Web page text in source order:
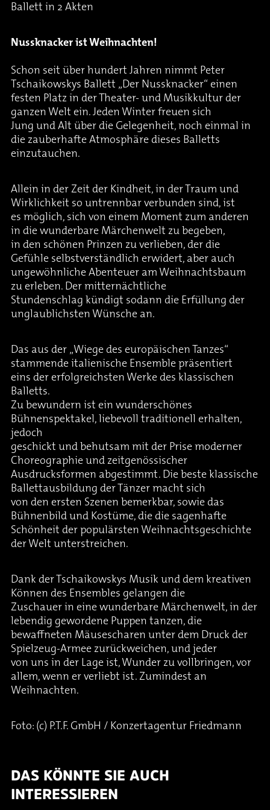
Ballett in 2 Akten
Nussknacker ist Weihnachten!
Schon seit über hundert Jahren nimmt Peter
Tschaikowskys Ballett „Der Nussknacker“ einen
festen Platz in der Theater- und Musikkultur der
ganzen Welt ein. Jeden Winter freuen sich
Jung und Alt über die Gelegenheit, noch einmal in
die zauberhafte Atmosphäre dieses Balletts
einzutauchen.
Allein in der Zeit der Kindheit, in der Traum und
Wirklichkeit so untrennbar verbunden sind, ist
es möglich, sich von einem Moment zum anderen
in die wunderbare Märchenwelt zu begeben,
in den schönen Prinzen zu verlieben, der die
Gefühle selbstverständlich erwidert, aber auch
ungewöhnliche Abenteuer am Weihnachtsbaum
zu erleben. Der mitternächtliche
Stundenschlag kündigt sodann die Erfüllung der
unglaublichsten Wünsche an.
Das aus der „Wiege des europäischen Tanzes“
stammende italienische Ensemble präsentiert
eins der erfolgreichsten Werke des klassischen
Balletts.
Zu bewundern ist ein wunderschönes
Bühnenspektakel, liebevoll traditionell erhalten,
jedoch
geschickt und behutsam mit der Prise moderner
Choreographie und zeitgenössischer
Ausdrucksformen abgestimmt. Die beste klassische
Ballettausbildung der Tänzer macht sich
von den ersten Szenen bemerkbar, sowie das
Bühnenbild und Kostüme, die die sagenhafte
Schönheit der populärsten Weihnachtsgeschichte
der Welt unterstreichen.
Dank der Tschaikowskys Musik und dem kreativen
Können des Ensembles gelangen die
Zuschauer in eine wunderbare Märchenwelt, in der
lebendig gewordene Puppen tanzen, die
bewaffneten Mäusescharen unter dem Druck der
Spielzeug-Armee zurückweichen, und jeder
von uns in der Lage ist, Wunder zu vollbringen, vor
allem, wenn er verliebt ist. Zumindest an
Weihnachten.
Foto: (c) P.T.F. GmbH / Konzertagentur Friedmann
DAS KÖNNTE SIE AUCH
INTERESSIEREN